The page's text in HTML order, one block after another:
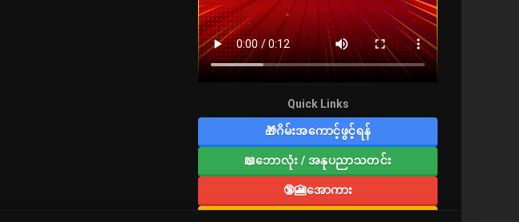
Quick Links
🎁ဂိမ်းအကောင့်ဖွင့်ရန်
📖ဘောလုံး / အနုပညာသတင်း
🔞🎦အောကား